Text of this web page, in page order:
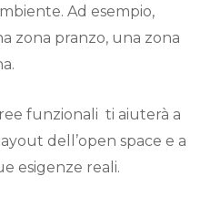
Ad esempio,
zona pranzo, una zona
funzionali ti aiuterà a
dell’open space e a
esigenze reali.